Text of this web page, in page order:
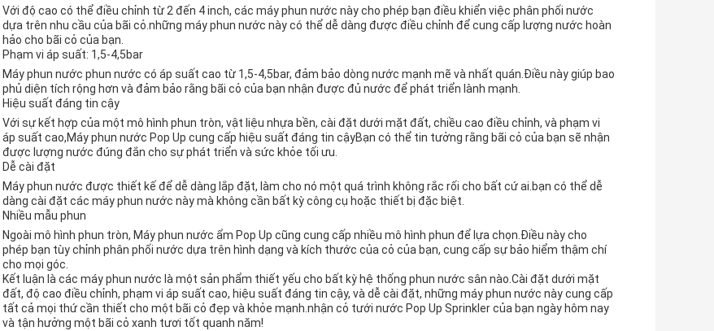
Với độ cao có thể điều chỉnh từ 2 đến 4 inch, các máy phun nước này cho phép bạn điều khiển việc phân phối nước
dựa trên nhu cầu của bãi cỏ.những máy phun nước này có thể dễ dàng được điều chỉnh để cung cấp lượng nước hoàn
hảo cho bãi cỏ của bạn.
Phạm vi áp suất: 1,5-4,5bar
Máy phun nước phun nước có áp suất cao từ 1,5-4,5bar, đảm bảo dòng nước mạnh mẽ và nhất quán.Điều này giúp bao
phủ diện tích rộng hơn và đảm bảo rằng bãi cỏ của bạn nhận được đủ nước để phát triển lành mạnh.
Hiệu suất đáng tin cậy
Với sự kết hợp của một mô hình phun tròn, vật liệu nhựa bền, cài đặt dưới mặt đất, chiều cao điều chỉnh, và phạm vi
áp suất cao,Máy phun nước Pop Up cung cấp hiệu suất đáng tin cậyBạn có thể tin tưởng rằng bãi cỏ của bạn sẽ nhận
được lượng nước đúng đắn cho sự phát triển và sức khỏe tối ưu.
Dễ cài đặt
Máy phun nước được thiết kế để dễ dàng lắp đặt, làm cho nó một quá trình không rắc rối cho bất cứ ai.bạn có thể dễ
dàng cài đặt các máy phun nước này mà không cần bất kỳ công cụ hoặc thiết bị đặc biệt.
Nhiều mẫu phun
Ngoài mô hình phun tròn, Máy phun nước ẩm Pop Up cũng cung cấp nhiều mô hình phun để lựa chọn.Điều này cho
phép bạn tùy chỉnh phân phối nước dựa trên hình dạng và kích thước của cỏ của bạn, cung cấp sự bảo hiểm thậm chí
cho mọi góc.
Kết luận là các máy phun nước là một sản phẩm thiết yếu cho bất kỳ hệ thống phun nước sân nào.Cài đặt dưới mặt
đất, độ cao điều chỉnh, phạm vi áp suất cao, hiệu suất đáng tin cậy, và dễ cài đặt, những máy phun nước này cung cấp
tất cả mọi thứ cần thiết cho một bãi cỏ đẹp và khỏe mạnh.nhận cỏ tưới nước Pop Up Sprinkler của bạn ngày hôm nay
và tận hưởng một bãi cỏ xanh tươi tốt quanh năm!